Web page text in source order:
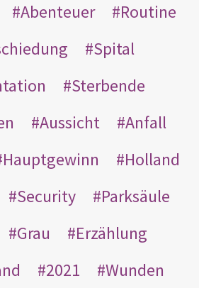
Abenteuer
Routine
Spital
Sterbende
Aussicht
Anfall
Hauptgewinn
Holland
Security
Parksäule
Grau
Erzählung
2021 Wunden